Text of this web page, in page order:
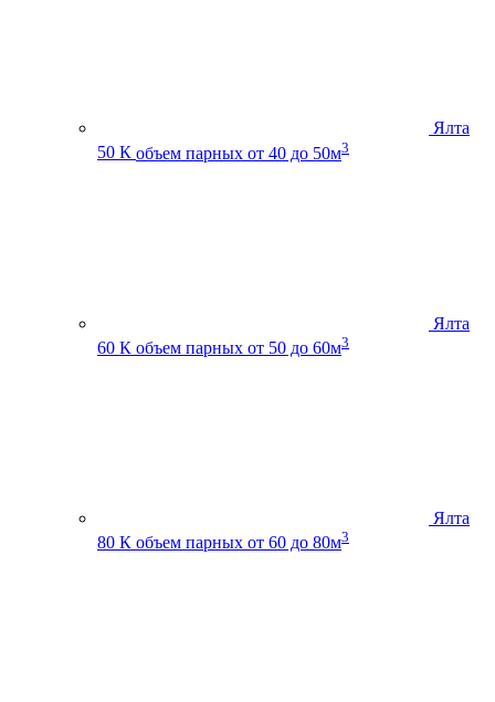
Ялта
50 К объем парных от 40 до 50м3
Ялта
60 К объем парных от 50 до 60м3
Ялта
80 К объем парных от 60 до 80м3